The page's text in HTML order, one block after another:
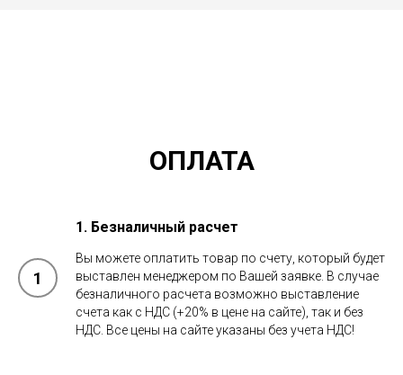
ОПЛАТА
1. Безналичный расчет
Вы можете оплатить товар по счету, который будет
выставлен менеджером по Вашей заявке. В случае
безналичного расчета возможно выставление
счета как с НДС (+20% в цене на сайте), так и без
НДС. Все цены на сайте указаны без учета НДС!